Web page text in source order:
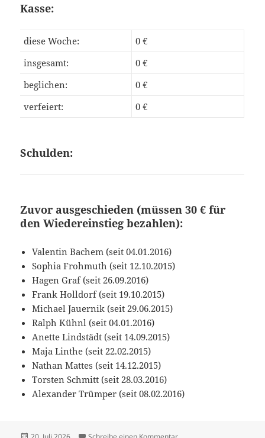
Kasse:
diese Woche:
0 €
insgesamt:
0 €
beglichen:
0 €
verfeiert:
0 €
Schulden:
Zuvor ausgeschieden (müssen 30 € für
den Wiedereinstieg bezahlen):
Valentin Bachem (seit 04.01.2016)
Sophia Frohmuth (seit 12.10.2015)
Hagen Graf (seit 26.09.2016)
Frank Holldorf (seit 19.10.2015)
Michael Jauernik (seit 29.06.2015)
Ralph Kühnl (seit 04.01.2016)
Anette Lindstädt (seit 14.09.2015)
Maja Linthe (seit 22.02.2015)
Nathan Mattes (seit 14.12.2015)
Torsten Schmitt (seit 28.03.2016)
Alexander Trümper (seit 08.02.2016)
Veröffentlicht zu Zusammenfassung